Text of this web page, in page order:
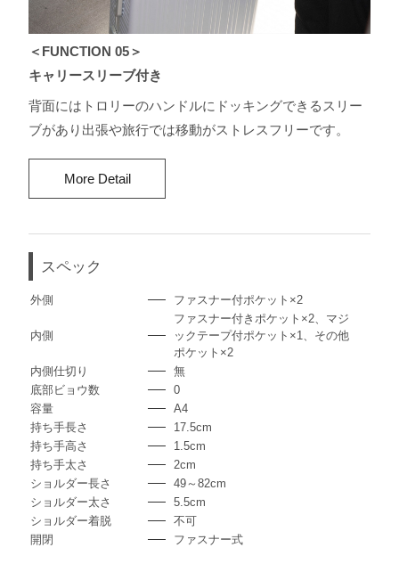
＜FUNCTION 05＞
キャリースリーブ付き
背⾯にはトロリーのハンドルにドッキングできるスリー
ブがあり出張や旅⾏では移動がストレスフリーです。
More Detail
スペック
外側 ファスナー付ポケット×2
内側
ファスナー付きポケット×2、マジ
ックテープ付ポケット×1、その他
ポケット×2
内側仕切り
無
底部ビョウ数
0
容量
A4
持ち手長さ
17.5cm
持ち手高さ
1.5cm
持ち手太さ
2cm
ショルダー長さ
49～82cm
ショルダー太さ
5.5cm
ショルダー着脱
不可
開閉
ファスナー式